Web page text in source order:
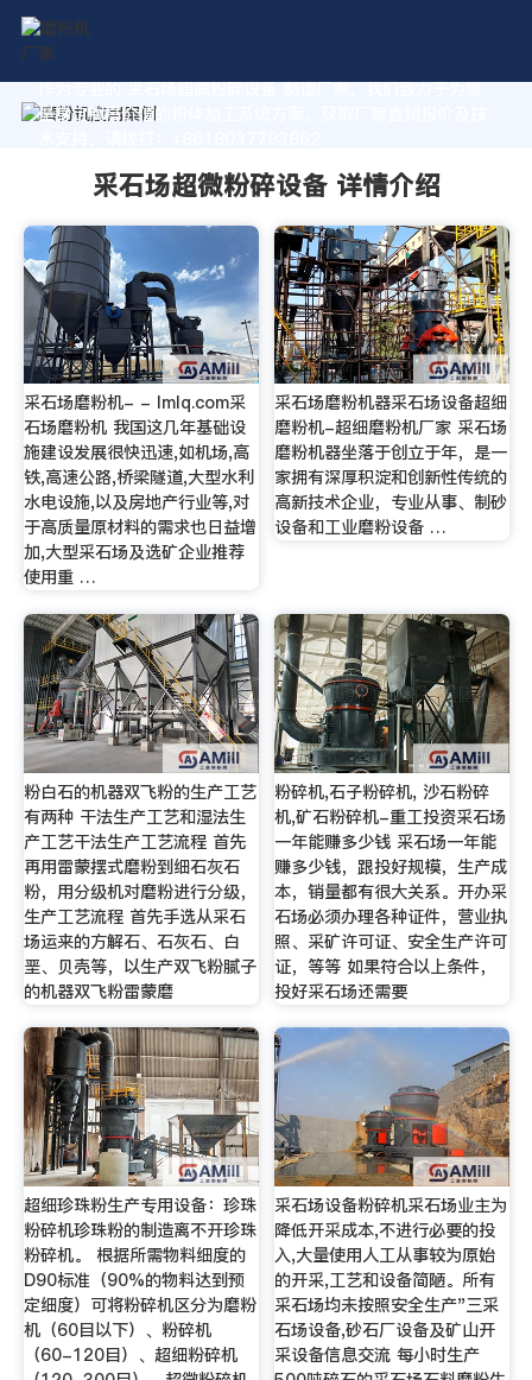
作为专业的 采石场超微粉碎设备 制造厂家，我们致力于为您
量身定制高价值的粉体加工系统方案。获取厂家直销报价及技
采石场超微粉碎设备 详情介绍
采石场磨粉机- - lmlq.com采
石场磨粉机 我国这几年基础设
施建设发展很快迅速,如机场,高
铁,高速公路,桥梁隧道,大型水利
水电设施,以及房地产行业等,对
于高质量原材料的需求也日益增
加,大型采石场及选矿企业推荐
使用重 …
采石场磨粉机器采石场设备超细
磨粉机-超细磨粉机厂家 采石场
磨粉机器坐落于创立于年，是一
家拥有深厚积淀和创新性传统的
高新技术企业，专业从事、制砂
设备和工业磨粉设备 …
粉白石的机器双飞粉的生产工艺
有两种 干法生产工艺和湿法生
产工艺干法生产工艺流程 首先
再用雷蒙摆式磨粉到细石灰石
粉，用分级机对磨粉进行分级，
生产工艺流程 首先手选从采石
场运来的方解石、石灰石、白
垩、贝壳等，以生产双飞粉腻子
的机器双飞粉雷蒙磨
粉碎机,石子粉碎机, 沙石粉碎
机,矿石粉碎机-重工投资采石场
一年能赚多少钱 采石场一年能
赚多少钱，跟投好规模，生产成
本，销量都有很大关系。开办采
石场必须办理各种证件，营业执
照、采矿许可证、安全生产许可
证，等等 如果符合以上条件，
投好采石场还需要
超细珍珠粉生产专用设备：珍珠
粉碎机珍珠粉的制造离不开珍珠
粉碎机。 根据所需物料细度的
D90标准（90%的物料达到预
定细度）可将粉碎机区分为磨粉
机（60目以下）、粉碎机
（60-120目）、超细粉碎机
采石场设备粉碎机采石场业主为
降低开采成本,不进行必要的投
入,大量使用人工从事较为原始
的开采,工艺和设备简陋。所有
采石场均未按照安全生产"三采
石场设备,砂石厂设备及矿山开
采设备信息交流 每小时生产